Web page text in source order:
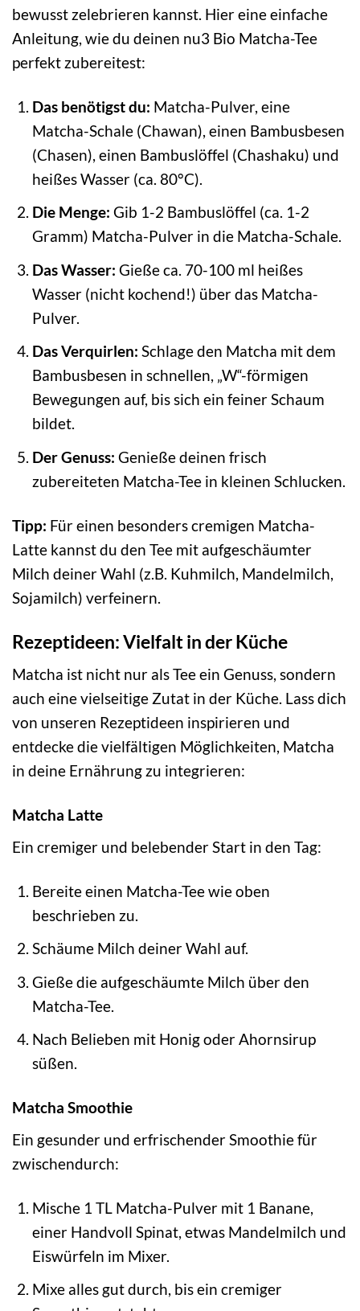
bewusst zelebrieren kannst. Hier eine einfache
Anleitung, wie du deinen nu3 Bio Matcha-Tee
perfekt zubereitest:
Das benötigst du: Matcha-Pulver, eine
Matcha-Schale (Chawan), einen Bambusbesen
(Chasen), einen Bambuslöffel (Chashaku) und
heißes Wasser (ca. 80°C).
Die Menge: Gib 1-2 Bambuslöffel (ca. 1-2
Gramm) Matcha-Pulver in die Matcha-Schale.
Das Wasser: Gieße ca. 70-100 ml heißes
Wasser (nicht kochend!) über das Matcha-
Pulver.
Das Verquirlen: Schlage den Matcha mit dem
Bambusbesen in schnellen, „W“-förmigen
Bewegungen auf, bis sich ein feiner Schaum
bildet.
Der Genuss: Genieße deinen frisch
zubereiteten Matcha-Tee in kleinen Schlucken.
Tipp: Für einen besonders cremigen Matcha-
Latte kannst du den Tee mit aufgeschäumter
Milch deiner Wahl (z.B. Kuhmilch, Mandelmilch,
Sojamilch) verfeinern.
Rezeptideen: Vielfalt in der Küche
Matcha ist nicht nur als Tee ein Genuss, sondern
auch eine vielseitige Zutat in der Küche. Lass dich
von unseren Rezeptideen inspirieren und
entdecke die vielfältigen Möglichkeiten, Matcha
in deine Ernährung zu integrieren:
Matcha Latte
Ein cremiger und belebender Start in den Tag:
Bereite einen Matcha-Tee wie oben
beschrieben zu.
Schäume Milch deiner Wahl auf.
Gieße die aufgeschäumte Milch über den
Matcha-Tee.
Nach Belieben mit Honig oder Ahornsirup
süßen.
Matcha Smoothie
Ein gesunder und erfrischender Smoothie für
zwischendurch:
Mische 1 TL Matcha-Pulver mit 1 Banane,
einer Handvoll Spinat, etwas Mandelmilch und
Eiswürfeln im Mixer.
Mixe alles gut durch, bis ein cremiger